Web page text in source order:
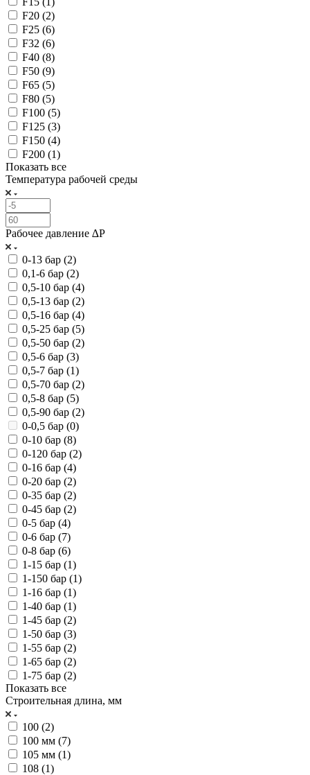
F20 (2)
F25 (6)
F32 (6)
F40 (8)
F50 (9)
F65 (5)
F80 (5)
F100 (5)
F125 (3)
F150 (4)
F200 (1)
Показать все
Температура рабочей среды
Рабочее давление ∆P
0-13 бар (2)
0,1-6 бар (2)
0,5-10 бар (4)
0,5-13 бар (2)
0,5-16 бар (4)
0,5-25 бар (5)
0,5-50 бар (2)
0,5-6 бар (3)
0,5-7 бар (1)
0,5-70 бар (2)
0,5-8 бар (5)
0,5-90 бар (2)
0-0,5 бар (0)
0-10 бар (8)
0-120 бар (2)
0-16 бар (4)
0-20 бар (2)
0-35 бар (2)
0-45 бар (2)
0-5 бар (4)
0-6 бар (7)
0-8 бар (6)
1-15 бар (1)
1-150 бар (1)
1-16 бар (1)
1-40 бар (1)
1-45 бар (2)
1-50 бар (3)
1-55 бар (2)
1-65 бар (2)
1-75 бар (2)
Показать все
Строительная длина, мм
100 (2)
100 мм (7)
105 мм (1)
108 (1)